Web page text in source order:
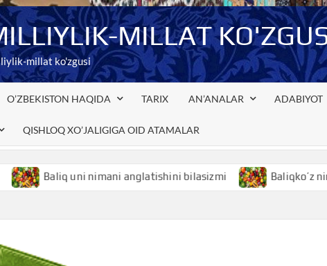
MILLAT
millat ko'zgusi
O’ZBEKISTON HAQIDA TARIX AN’ANALAR ADABIYOT
QISHLOQ XO’JALIGIGA OID ATAMALAR
Baliq uni nimani anglatishini bilasizmi Baliqko’z nimani